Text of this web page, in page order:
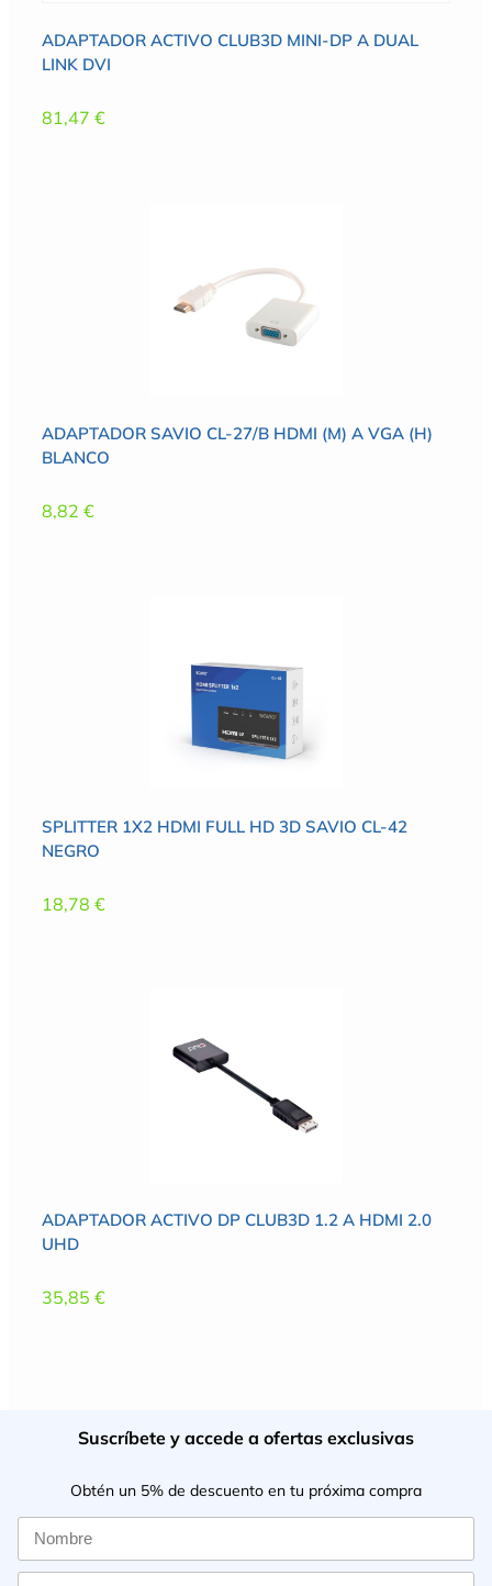
ADAPTADOR ACTIVO CLUB3D MINI-DP A DUAL
LINK DVI
81,47 €
ADAPTADOR SAVIO CL-27/B HDMI (M) A VGA (H)
BLANCO
8,82 €
SPLITTER 1X2 HDMI FULL HD 3D SAVIO CL-42
NEGRO
18,78 €
ADAPTADOR ACTIVO DP CLUB3D 1.2 A HDMI 2.0
UHD
35,85 €
Suscríbete y accede a ofertas exclusivas
Obtén un 5% de descuento en tu próxima compra